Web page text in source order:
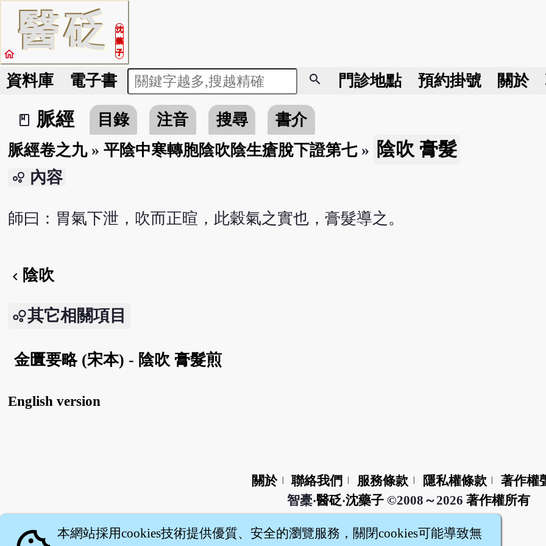
醫砭
沈
藥
子
home
資料庫 電子書 search 門診地點 預約掛號 關於
book_2
脈經 目錄 注音 搜尋
書介
脈經卷之九» 平陰中寒轉胞陰吹陰生瘡脫下證第七» 陰吹 膏髮
bubble_chart 內容
師曰：胃氣下泄，吹而正暄，此穀氣之實也，膏髮導之。
chevron_left 陰吹
其它相關項目
金匱要略 (宋本) - 陰吹 膏髮煎
English version
關於 聯絡我們 服務條款 隱私權條款
著作權
智橐‧醫砭‧沈藥子©2008～2026 著作權所有
本網站採用cookies技術提供優質、安全的瀏覽服務，關閉cookies可能導致無